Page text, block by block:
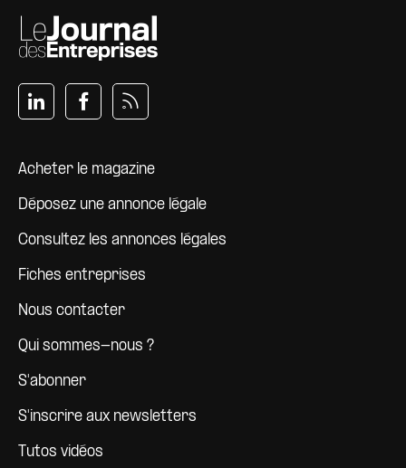
Pied de page
Acheter le magazine
Déposez une annonce légale
Consultez les annonces légales
Fiches entreprises
Nous contacter
Qui sommes-nous ?
S'abonner
S'inscrire aux newsletters
Tutos vidéos